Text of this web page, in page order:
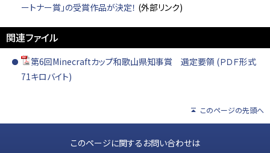
ートナー賞」の受賞作品が決定！ (外部リンク)
関連ファイル
第6回Minecraftカップ和歌山県知事賞 選定要領 (ＰＤＦ形式
71キロバイト)
このページの先頭へ
このページに関するお問い合わせは